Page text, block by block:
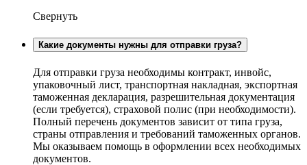
Свернуть
Какие документы нужны для отправки груза?
Для отправки груза необходимы контракт, инвойс,
упаковочный лист, транспортная накладная, экспортная
таможенная декларация, разрешительная документация
(если требуется), страховой полис (при необходимости).
Полный перечень документов зависит от типа груза,
страны отправления и требований таможенных органов.
Мы оказываем помощь в оформлении всех необходимых
документов.